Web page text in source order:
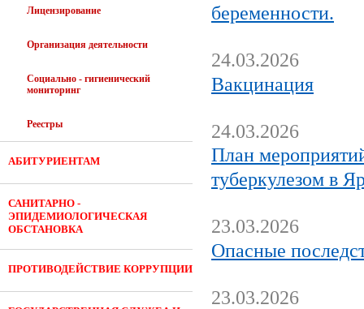
Лицензирование
Организация деятельности
Социально - гигиенический
мониторинг
Реестры
АБИТУРИЕНТАМ
САНИТАРНО -
ЭПИДЕМИОЛОГИЧЕСКАЯ
ОБСТАНОВКА
ПРОТИВОДЕЙСТВИЕ КОРРУПЦИИ
беременности.
24.03.2026
Вакцинация
24.03.2026
План
туберкулезом в
23.03.2026
Опасные
23.03.2026